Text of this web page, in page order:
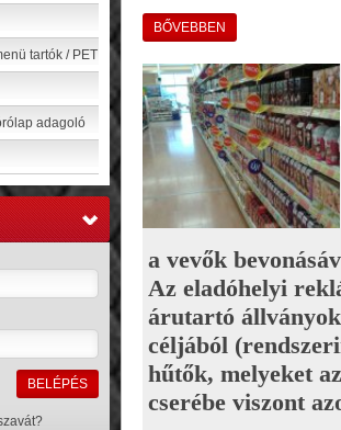
tartók / PET
adagoló
»
BŐVEBBEN
a vevők
Az eladóhelyi
árutartó
céljából
hűtők, melyeket
cserébe viszont